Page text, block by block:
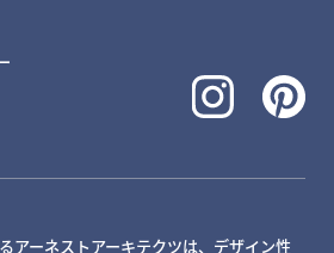
アーネストアーキテクツは、デザイン性